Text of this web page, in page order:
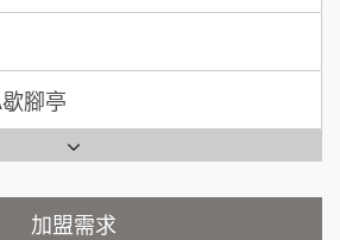
腳亭
一味
集咖啡
加盟需求
100萬~200萬
台北
100萬 ~150萬